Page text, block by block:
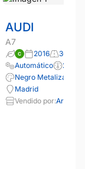
AUDI
A7
2016
Automático
218 CV
Negro Metalizado
Madrid
Vendido por: